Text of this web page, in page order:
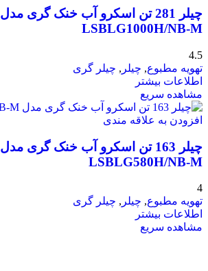
چیلر 281 تن اسکرو آب خنک گری مدل
LSBLG1000H/NB-M
4.5
تهویه مطبوع, چیلر , چیلر گری
اطلاعات بیشتر
مشاهده سریع
افزودن به علاقه مندی
چیلر 163 تن اسکرو آب خنک گری مدل
LSBLG580H/NB-M
4
تهویه مطبوع, چیلر , چیلر گری
اطلاعات بیشتر
مشاهده سریع